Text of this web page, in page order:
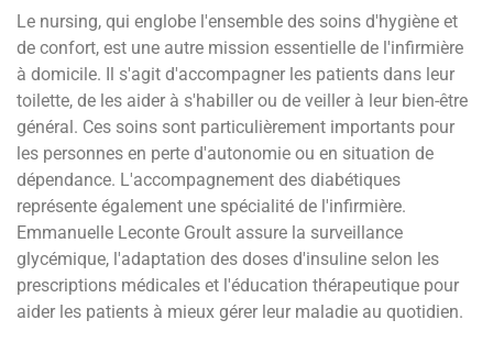
Le nursing, qui englobe l'ensemble des soins d'hygiène et
de confort, est une autre mission essentielle de l'infirmière
à domicile. Il s'agit d'accompagner les patients dans leur
toilette, de les aider à s'habiller ou de veiller à leur bien-être
général. Ces soins sont particulièrement importants pour
les personnes en perte d'autonomie ou en situation de
dépendance. L'accompagnement des diabétiques
représente également une spécialité de l'infirmière.
Emmanuelle Leconte Groult assure la surveillance
glycémique, l'adaptation des doses d'insuline selon les
prescriptions médicales et l'éducation thérapeutique pour
aider les patients à mieux gérer leur maladie au quotidien.